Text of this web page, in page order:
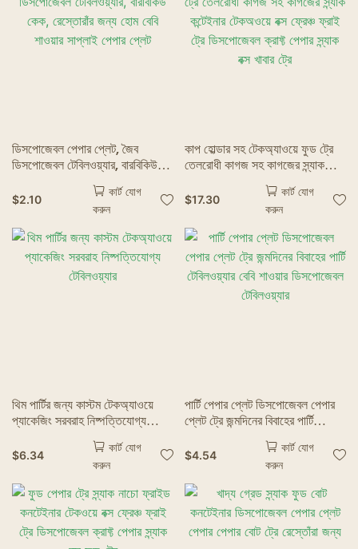
ডিসপোজেবল পেপার প্লেট, জৈব
ডিসপোজেবল টেবিলওয়্যার, বারবিকিউ
কেক, রেস্তোরাঁর জন্য হোম বেবি শাওয়ার
সাপ্লাই পেপার প্লেট
$2.10
কার্ট যোগ
করুন
কাপ হোল্ডার সহ টেকঅ্যাওয়ে ফুড ট্রে
তেলরোধী কাগজ সহ কাগজের স্ন্যাক
কন্টেইনার টেকঅওয়ে বক্স ফ্রেঞ্চ ফ্রাই
ট্রে ডিসপোজেবল ক্রাফ্ট পেপার স্ন্যাক বক্স
$17.30
কার্ট যোগ
করুন
থিম পার্টির জন্য কাস্টম টেকঅ্যাওয়ে
প্যাকেজিং সরবরাহ নিষ্পত্তিযোগ্য
$6.34
কার্ট যোগ
করুন
পার্টি পেপার প্লেট ডিসপোজেবল পেপার
প্লেট ট্রে জন্মদিনের বিবাহের পার্টি
টেবিলওয়্যার বেবি শাওয়ার ডিসপোজেবল
টেবিলওয়্যার
$4.54
কার্ট যোগ
করুন